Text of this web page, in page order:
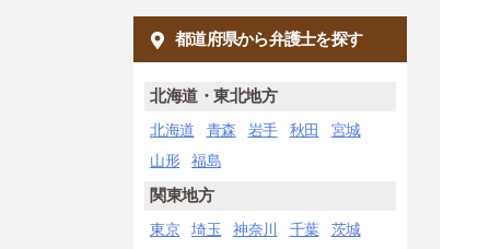
都道府県から弁護士を探す
北海道・東北地方
北海道 青森 岩手 秋田
宮城
山形
福島
関東地方
東京 埼玉 神奈川 千葉
茨城